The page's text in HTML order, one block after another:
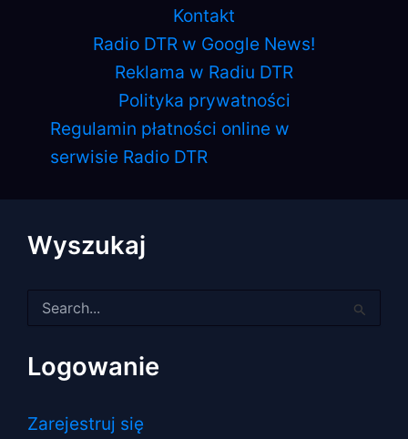
Kontakt
Radio DTR w Google News!
Reklama w Radiu DTR
Polityka prywatności
Regulamin płatności online w
serwisie Radio DTR
Wyszukaj
dla:
Logowanie
Zarejestruj się